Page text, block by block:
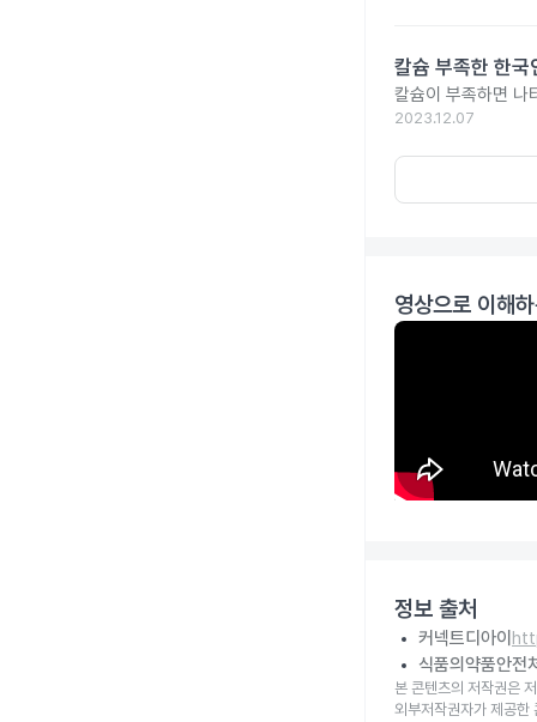
칼슘 부족한 한
칼슘이 부족하면 나
2023.12.07
영상으로 이해
정보 출처
커넥트디아이
식품의약품안전
본 콘텐츠의 저작권은
외부저작권자가 제공한